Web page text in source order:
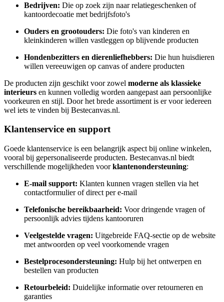
Bedrijven: Die op zoek zijn naar relatiegeschenken of
kantoordecoatie met bedrijfsfoto's
Ouders en grootouders: Die foto's van kinderen en
kleinkinderen willen vastleggen op blijvende producten
Hondenbezitters en dierenliefhebbers: Die hun huisdieren
willen vereeuwigen op canvas of andere producten
De producten zijn geschikt voor zowel moderne als klassieke
interieurs en kunnen volledig worden aangepast aan persoonlijke
voorkeuren en stijl. Door het brede assortiment is er voor iedereen
wel iets te vinden bij Bestecanvas.nl.
Klantenservice en support
Goede klantenservice is een belangrijk aspect bij online winkelen,
vooral bij gepersonaliseerde producten. Bestecanvas.nl biedt
verschillende mogelijkheden voorklantenondersteuning:
E-mail support: Klanten kunnen vragen stellen via het
contactformulier of direct per e-mail
Telefonische bereikbaarheid: Voor dringende vragen of
persoonlijk advies tijdens kantooruren
Veelgestelde vragen: Uitgebreide FAQ-sectie op de website
met antwoorden op veel voorkomende vragen
Bestelprocesondersteuning: Hulp bij het ontwerpen en
bestellen van producten
Retourbeleid: Duidelijke informatie over retourneren en
garanties